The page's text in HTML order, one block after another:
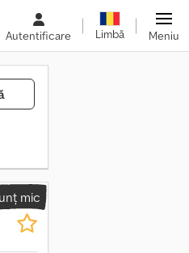
Autentificare Limbă Meniu
mic